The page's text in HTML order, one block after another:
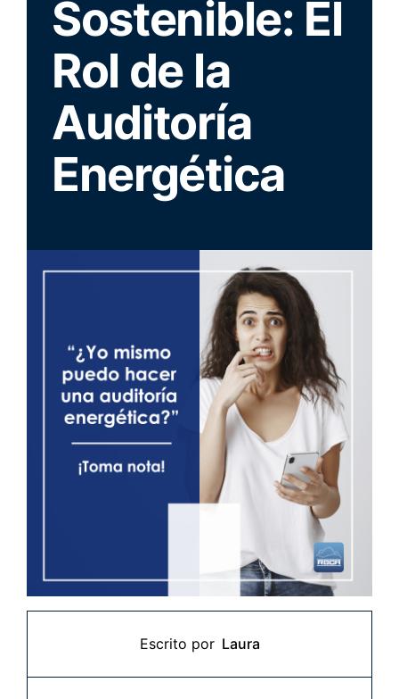
Sostenible: El
Rol de la
Auditoría
Energética
Escrito por Laura